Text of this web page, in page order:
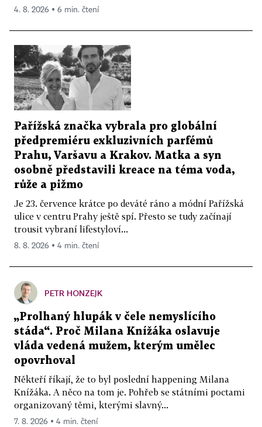
4. 8. 2026 ▪ 6 min. čtení
Pařížská značka vybrala pro globální
předpremiéru exkluzivních parfémů
Prahu, Varšavu a Krakov. Matka a syn
osobně představili kreace na téma voda,
růže a pižmo
Je 23. července krátce po deváté ráno a módní Pařížská
ulice v centru Prahy ještě spí. Přesto se tudy začínají
trousit vybraní lifestyloví...
8. 8. 2026 ▪ 4 min. čtení
PETR HONZEJK
„Prolhaný hlupák v čele nemyslícího
stáda“. Proč Milana Knížáka oslavuje
vláda vedená mužem, kterým umělec
opovrhoval
Někteří říkají, že to byl poslední happening Milana
Knížáka. A něco na tom je. Pohřeb se státními poctami
organizovaný těmi, kterými slavný...
7. 8. 2026 ▪ 4 min. čtení